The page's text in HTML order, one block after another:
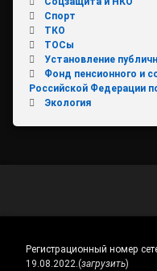
Спорт
ТКО
ТОСы
Установление
Фонд пенсионного и
Российской Федерации
Экология
Регистрационный номер
19.08.2022.(загрузить)